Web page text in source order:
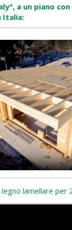
a un piano
Italia:
lamellare per